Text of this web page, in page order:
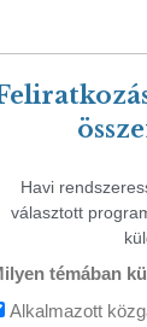
Havi
választott
témában
Alkalmazott